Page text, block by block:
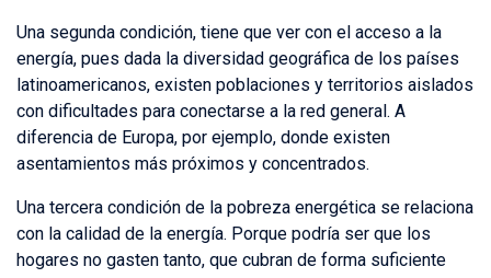
Una segunda condición, tiene que ver con el acceso a la
energía, pues dada la diversidad geográfica de los países
latinoamericanos, existen poblaciones y territorios aislados
con dificultades para conectarse a la red general. A
diferencia de Europa, por ejemplo, donde existen
asentamientos más próximos y concentrados.
Una tercera condición de la pobreza energética se relaciona
con la calidad de la energía. Porque podría ser que los
hogares no gasten tanto, que cubran de forma suficiente